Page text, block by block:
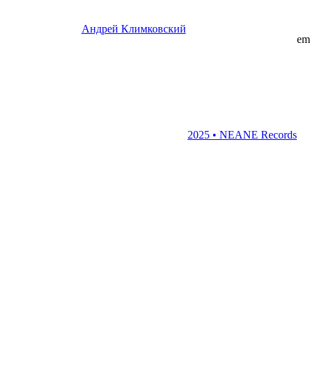
Андрей Климковский
2025 • NEANE Records